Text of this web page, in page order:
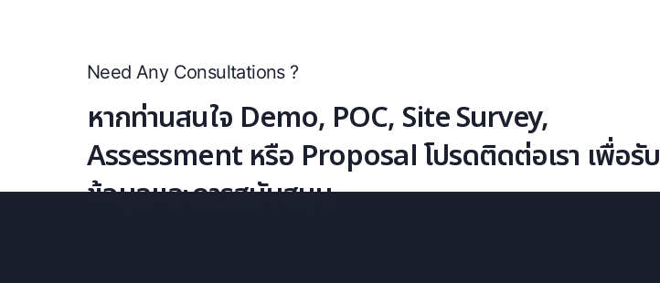
Need Any Consultations ?
หากท่านสนใจ Demo, POC, Site Survey,
Assessment หรือ Proposal โปรดติดต่อเรา เพื่อรับ
ข้อมูลและการสนับสนุน